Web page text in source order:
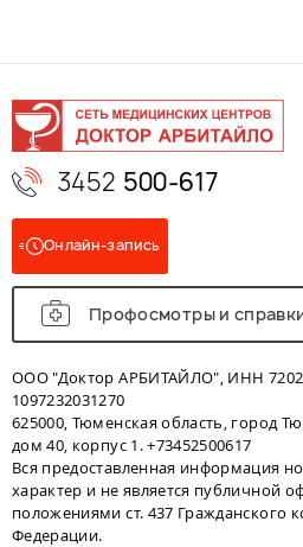
3452 500-617
Онлайн-запись
Профосмотры и
ООО "Доктор АРБИТАЙЛО", ИНН
1097232031270
625000, Тюменская область, город
дом 40, корпус 1. +73452500617
Вся предоставленная информация
характер и не является публичной
положениями ст. 437 Гражданского
Федерации.